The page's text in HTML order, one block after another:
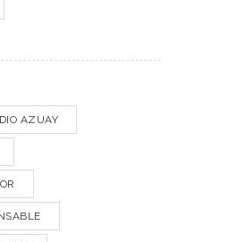
AZUAY